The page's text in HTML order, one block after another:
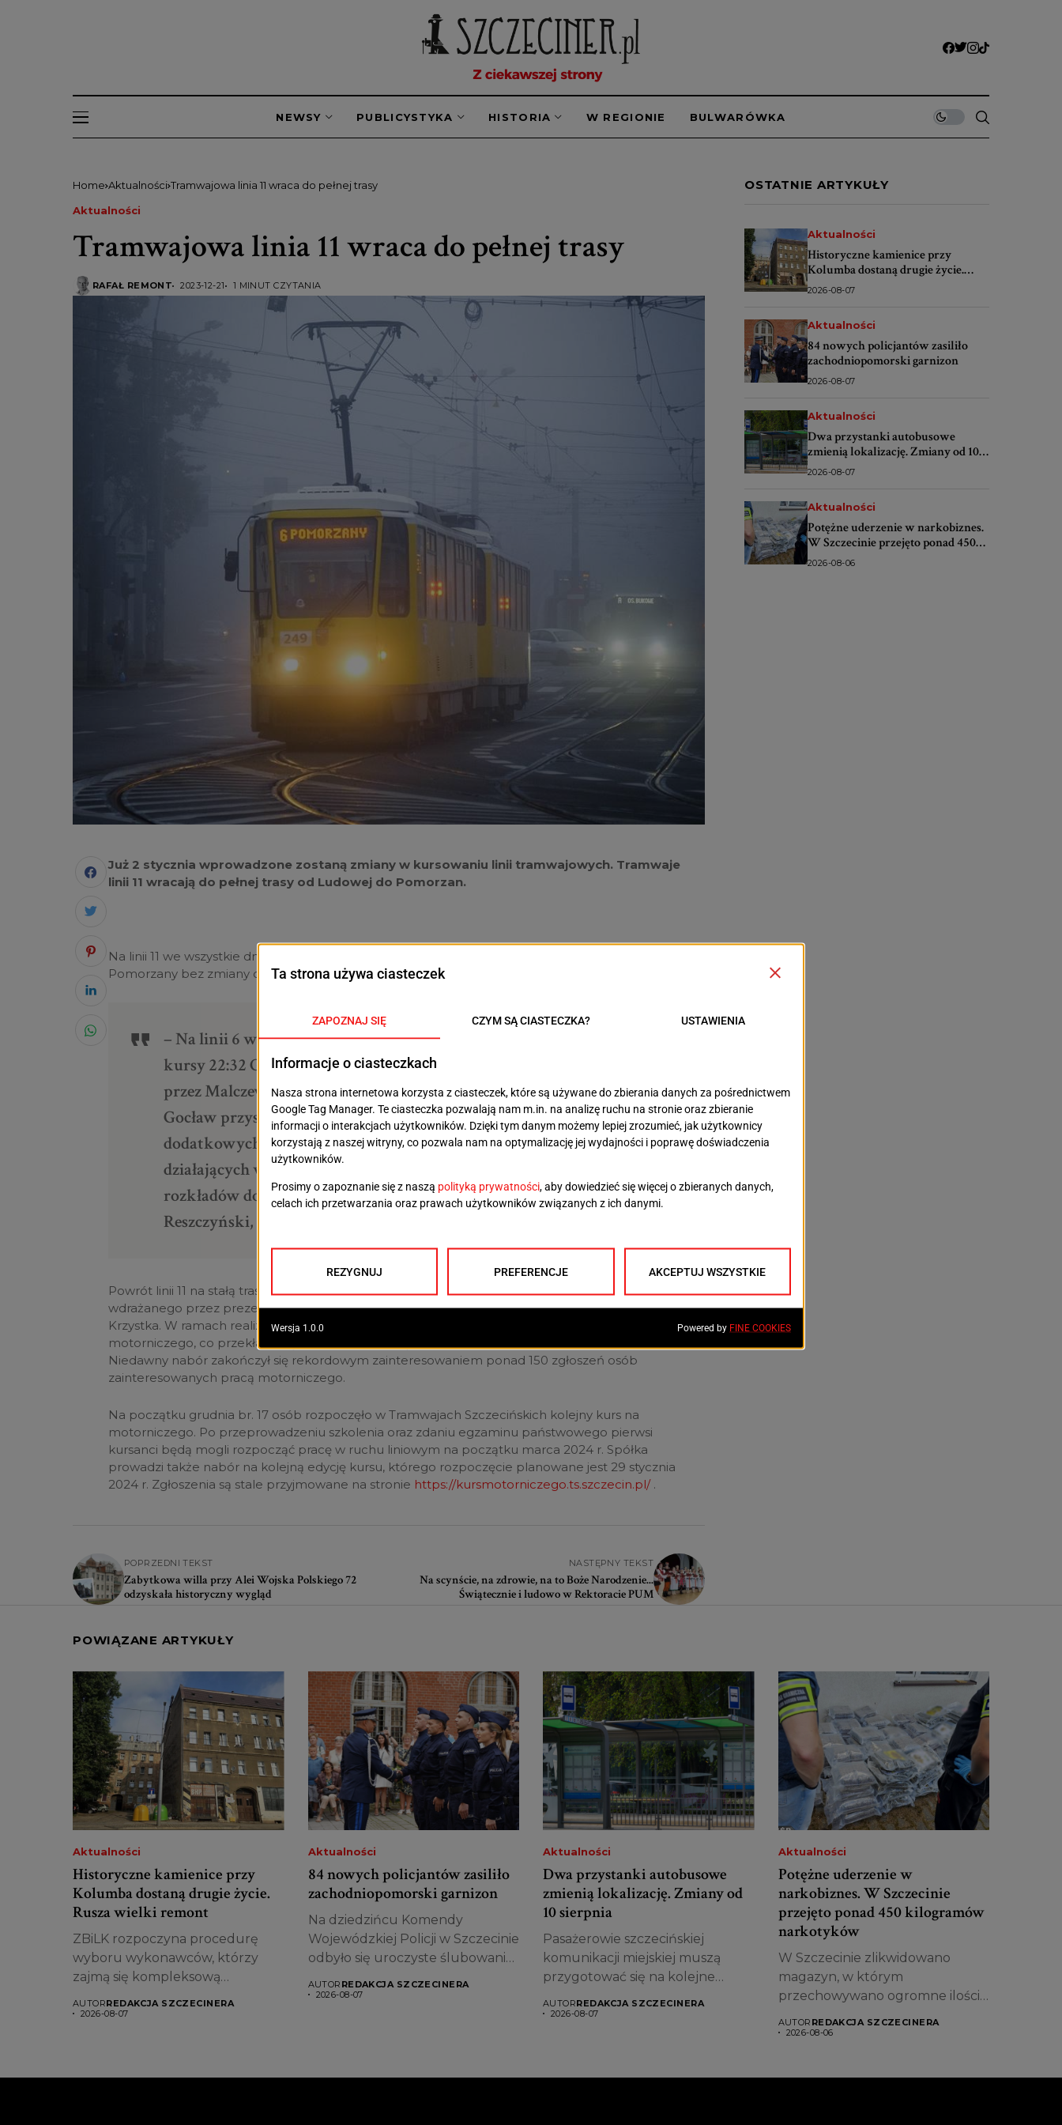
NEWSY PUBLICYSTYKA HISTORIA W REGIONIE BULWARÓWKA
Home Aktualności Tramwajowa linia 11 wraca do pełnej trasy
Aktualności
Tramwajowa linia 11 wraca do pełnej trasy
RAFAŁ REMONT 2023-12-21 1 MINUT CZYTANIA
Już 2 stycznia wprowadzone zostaną zmiany w kursowaniu linii tramwajowych. Tramwaje
linii 11 wracają do pełnej trasy od Ludowej do Pomorzan.
Na linii 11 we wszystkie dni tygodnia kursy wykonywane będą na pełnej trasie Ludowa –
Pomorzany bez zmiany częstotliwości kursowania.
– Na linii 6 w dni powszednie: uruchomione zostaną dodatkowe
kursy 22:32 Gocław – pl. Rodła i 23:03 pl. Rodła – Zajezdnia Golęcin
przez Malczewskiego; w okresie tzw. międzyszczytu odjazdy z pętli
Gocław przyspieszone zostaną o 2 minuty. Uruchomienie
dodatkowych kursów na linii 6 to odpowiedź na prośbę firm
działających w parku biznesowym P3 Logistic Parks o dostosowanie
rozkładów do dwuzmianowego systemu pracy – informuje Kacper
Reszczyński, rzecznik prasowy ZDiTM.
Powrót linii 11 na stałą trasę to kolejny efekt planu naprawczego w komunikacji miejskiej,
wdrażanego przez prezesów spółek komunikacyjnych na polecenie prezydenta miasta, Piotra
Krzystka. W ramach realizacji planu udało się m.in. zwiększyć zainteresowanie pracą
motorniczego, co przekłada się na stopniowe zwiększanie liczby zatrudnionych motorniczych.
Niedawny nabór zakończył się rekordowym zainteresowaniem ponad 150 zgłoszeń osób
zainteresowanych pracą motorniczego.
Na początku grudnia br. 17 osób rozpoczęło w Tramwajach Szczecińskich kolejny kurs na
motorniczego. Po przeprowadzeniu szkolenia oraz zdaniu egzaminu państwowego pierwsi
kursanci będą mogli rozpocząć pracę w ruchu liniowym na początku marca 2024 r. Spółka
prowadzi także nabór na kolejną edycję kursu, którego rozpoczęcie planowane jest 29 stycznia
2024 r. Zgłoszenia są stale przyjmowane na stronie https://kursmotorniczego.ts.szczecin.pl/.
POPRZEDNI TEKST
Zabytkowa willa przy Alei Wojska Polskiego 72
odzyskała historyczny wygląd
NASTĘPNY TEKST
Na scynście, na zdrowie, na to Boże Narodzenie...
Świątecznie i ludowo w Rektoracie PUM
OSTATNIE ARTYKUŁY
Aktualności
Historyczne kamienice przy
Kolumba dostaną drugie życie.
Rusza wielki remont
2026-08-07
Aktualności
84 nowych policjantów zasiliło
zachodniopomorski garnizon
2026-08-07
Aktualności
Dwa przystanki autobusowe
zmienią lokalizację. Zmiany od 10
sierpnia
2026-08-07
Aktualności
Potężne uderzenie w narkobiznes.
W Szczecinie przejęto ponad 450
kilogramów narkotyków
2026-08-06
POWIĄZANE ARTYKUŁY
Aktualności
Historyczne kamienice przy
Kolumba dostaną drugie życie.
Rusza wielki remont
ZBiLK rozpoczyna procedurę
wyboru wykonawców, którzy
zajmą się kompleksową
kamienic...
AUTORREDAKCJA SZCZECINERA
2026-08-07
Aktualności
84 nowych policjantów zasiliło
zachodniopomorski garnizon
Na dziedzińcu Komendy
Wojewódzkiej Policji w Szczecinie
odbyło się uroczyste ślubowanie
AUTOR REDAKCJA SZCZECINERA
2026-08-07
Aktualności
Dwa przystanki autobusowe
zmienią lokalizację. Zmiany od
10 sierpnia
Pasażerowie szczecińskiej
komunikacji miejskiej muszą
przygotować się na kolejne
AUTORREDAKCJA SZCZECINERA
2026-08-07
Aktualności
Potężne uderzenie w
narkobiznes. W Szczecinie
przejęto ponad 450 kilogramów
narkotyków
W Szczecinie zlikwidowano
magazyn, w którym
przechowywano ogromne ilości
zabezpieczyli...
AUTOR REDAKCJA SZCZECINERA
2026-08-06